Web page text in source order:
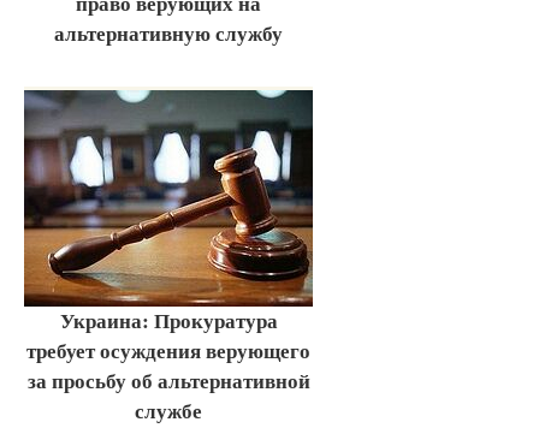
альтернативную службу
Украина: Прокуратура
требует осуждения верующего
за просьбу об альтернативной
службе